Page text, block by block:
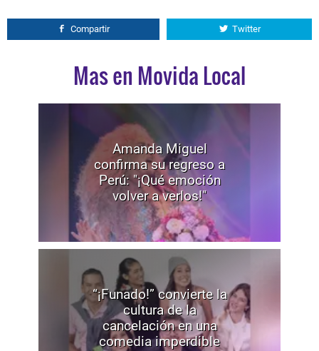
Compartir Twitter
Mas en Movida Local
Amanda Miguel
confirma su regreso a
Perú: "¡Qué emoción
volver a verlos!"
“¡Funado!” convierte la
cultura de la
cancelación en una
comedia imperdible